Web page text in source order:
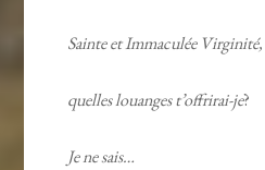
Sainte et Immaculée Virginité,
quelles louanges t’offrirai-je?
Je ne sais…